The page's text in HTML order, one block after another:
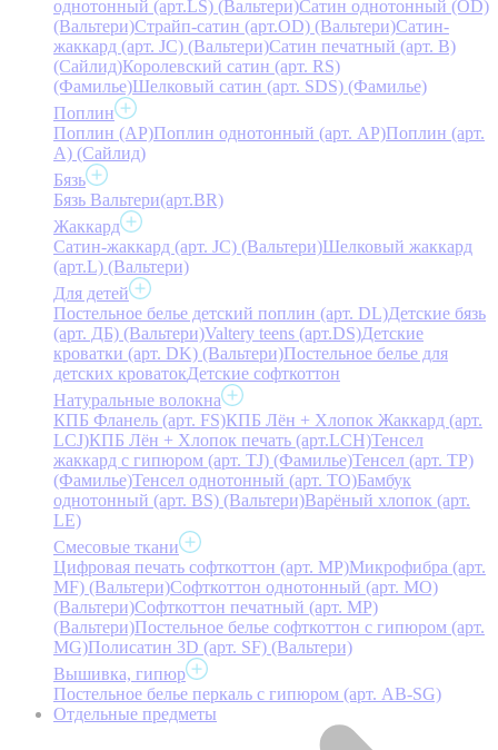
однотонный (арт.LS) (Вальтери)Сатин однотонный (OD)
(Вальтери)Страйп-сатин (арт.OD) (Вальтери)Сатин-
жаккард (арт. JC) (Вальтери)Сатин печатный (арт. В)
(Сайлид)Королевский сатин (арт. RS)
(Фамилье)Шелковый сатин (арт. SDS) (Фамилье)
Поплин
Поплин (AP)Поплин однотонный (арт. AP)Поплин (арт.
А) (Сайлид)
Бязь
Бязь Вальтери(арт.BR)
Жаккард
Сатин-жаккард (арт. JC) (Вальтери)Шелковый жаккард
(арт.L) (Вальтери)
Для детей
Постельное белье детский поплин (арт. DL)Детские бязь
(арт. ДБ) (Вальтери)Valtery teens (арт.DS)Детские
кроватки (арт. DK) (Вальтери)Постельное белье для
детских кроватокДетские софткоттон
Натуральные волокна
КПБ Фланель (арт. FS)КПБ Лён + Хлопок Жаккард (арт.
LCJ)КПБ Лён + Хлопок печать (арт.LCH)Тенсел
жаккард с гипюром (арт. TJ) (Фамилье)Тенсел (арт. ТР)
(Фамилье)Тенсел однотонный (арт. TO)Бамбук
однотонный (арт. BS) (Вальтери)Варёный хлопок (арт.
LE)
Смесовые ткани
Цифровая печать софткоттон (арт. MP)Микрофибра (арт.
MF) (Вальтери)Софткоттон однотонный (арт. MO)
(Вальтери)Софткоттон печатный (арт. MР)
(Вальтери)Постельное белье софткоттон с гипюром (арт.
MG)Полисатин 3D (арт. SF) (Вальтери)
Вышивка, гипюр
Постельное белье перкаль с гипюром (арт. AB-SG)
Отдельные предметы